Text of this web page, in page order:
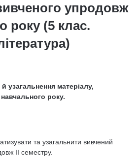
упродовж
року (5 клас.
матеріалу,
року.
та узагальнити вивчений
II семестру.